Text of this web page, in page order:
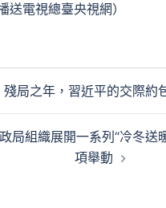
送電視總臺央視網）
殘局之年，習近平的交際約
局組織展開一系列“冷冬送
項舉動